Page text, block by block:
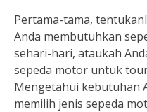
Pertama-tama,
Anda membutuhkan
sehari-hari, ataukah
sepeda motor untuk
Mengetahui kebutuhan
memilih jenis sepeda